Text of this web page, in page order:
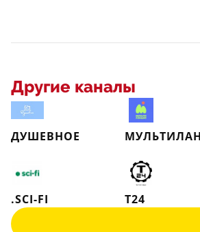
Другие каналы
ДУШЕВНОЕ
.SCI-FI
Т24